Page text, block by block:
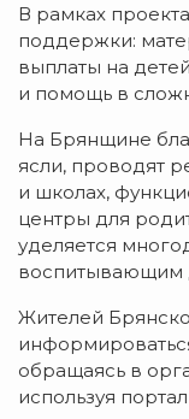
В рамках
поддержки:
выплаты на
и помощь в
На Брянщине
ясли, проводят
и школах,
центры для
уделяется
воспитывающим
Жителей
обращаясь в
используя